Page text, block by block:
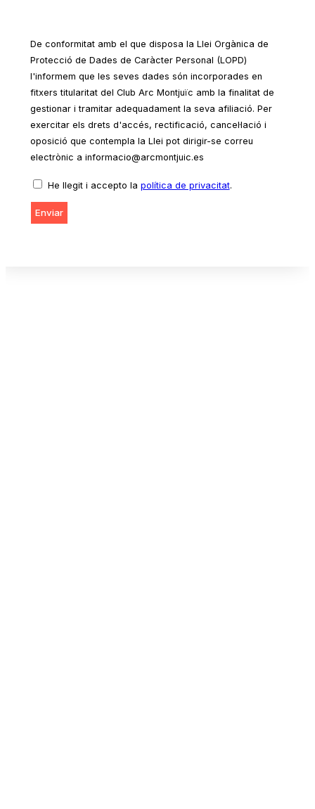
De conformitat amb el que disposa la Llei Orgànica de
Protecció de Dades de Caràcter Personal (LOPD)
l'informem que les seves dades són incorporades en
fitxers titularitat del Club Arc Montjuïc amb la finalitat de
gestionar i tramitar adequadament la seva afiliació. Per
exercitar els drets d'accés, rectificació, cancel·lació i
oposició que contempla la Llei pot dirigir-se correu
electrònic a informacio@arcmontjuic.es
He llegit i accepto la política de privacitat.
Enviar